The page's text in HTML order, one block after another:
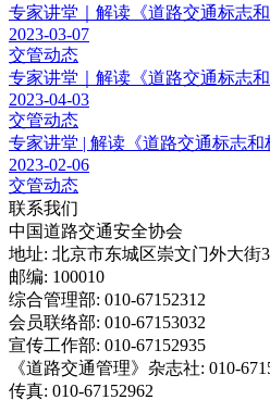
专家讲堂｜解读《道路交通标志
2023-03-07
交管动态
专家讲堂｜解读《道路交通标志
2023-04-03
交管动态
专家讲堂 | 解读《道路交通标志
2023-02-06
交管动态
联系我们
中国道路交通安全协会
地址: 北京市东城区崇文门外大街
邮编: 100010
综合管理部: 010-67152312
会员联络部: 010-67153032
宣传工作部: 010-67152935
《道路交通管理》杂志社: 010-
传真: 010-67152962